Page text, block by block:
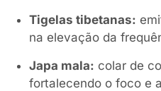
Tigelas tibetanas:
na elevação da
Japa mala: colar de
fortalecendo o foco e